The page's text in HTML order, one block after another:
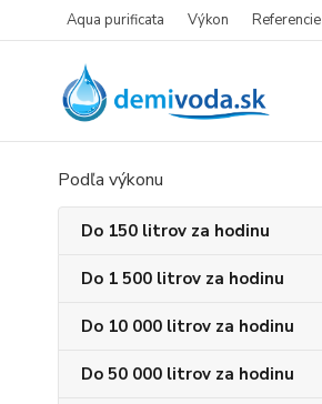
Aqua purificata Výkon Referencie
Podľa výkonu
Do 150 litrov za hodinu
Do 1 500 litrov za hodinu
Do 10 000 litrov za hodinu
Do 50 000 litrov za hodinu